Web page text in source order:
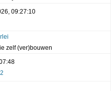
09:27:10
zelf (ver)bouwen